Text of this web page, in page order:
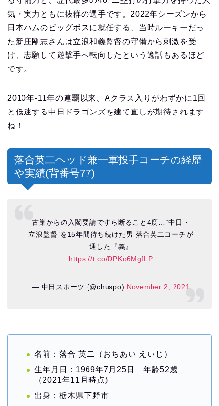
気・実力ともに抜群の選手です。2022年シーズンから
日本ハムのビッグボスに就任する、当時ルーキーだっ
た新庄剛志さんは立浪和義監督の守備から刺激を受
け、志願して遊撃手へ転向したという逸話もあるほど
です。
2010年-11年の連覇以来、Aクラス入りがわずかに1回
と低迷する中日ドラゴンズを建て直しが期待されます
ね！
落合英二ヘッド兼一軍投手コーチの経歴
や実績(背番号77)
古巣からの入閣要請ですら断ること4度…“中日・
立浪監督”を15年間待ち続けた男 落合英二コーチが
通した『義』
https://t.co/DPKo6MgfLP
— 中日スポーツ (@chuspo) November 2, 2021
名前：落合 英二（おちあい えいじ）
生年月日：1969年7月25日 年齢52歳
（2021年11月時点)
出身：栃木県下野市